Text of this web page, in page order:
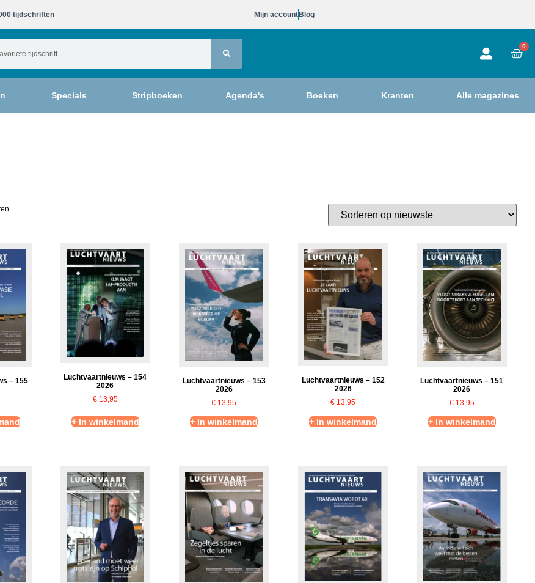
tijdschriften​ Mijn account Blog
0
Specials Stripboeken Agenda's Boeken Kranten Alle magazines
– 155
Luchtvaartnieuws – 154
2026
€13,95
+ In winkelmand
Luchtvaartnieuws – 153
2026
€ 13,95
+ In winkelmand
Luchtvaartnieuws – 152
2026
€ 13,95
+ In winkelmand
Luchtvaartnieuws – 151
2026
€13,95
+ In winkelmand